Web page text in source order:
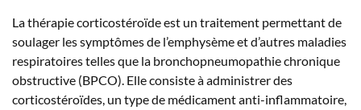
La thérapie corticostéroïde est un traitement permettant de
soulager les symptômes de l’emphysème et d’autres maladies
respiratoires telles que la bronchopneumopathie chronique
obstructive (BPCO). Elle consiste à administrer des
corticostéroïdes, un type de médicament anti-inflammatoire,